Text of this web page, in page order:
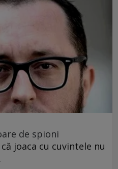
de spioni
joaca cu cuvintele nu